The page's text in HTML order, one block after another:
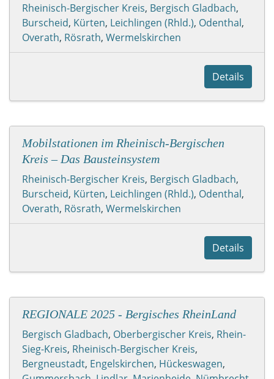
Rheinisch-Bergischer Kreis, Bergisch Gladbach,
Burscheid, Kürten, Leichlingen (Rhld.), Odenthal,
Overath, Rösrath, Wermelskirchen
Details
Mobilstationen im Rheinisch-Bergischen
Kreis – Das Bausteinsystem
Rheinisch-Bergischer Kreis, Bergisch Gladbach,
Burscheid, Kürten, Leichlingen (Rhld.), Odenthal,
Overath, Rösrath, Wermelskirchen
Details
REGIONALE 2025 - Bergisches RheinLand
Bergisch Gladbach, Oberbergischer Kreis, Rhein-
Sieg-Kreis, Rheinisch-Bergischer Kreis,
Bergneustadt, Engelskirchen, Hückeswagen,